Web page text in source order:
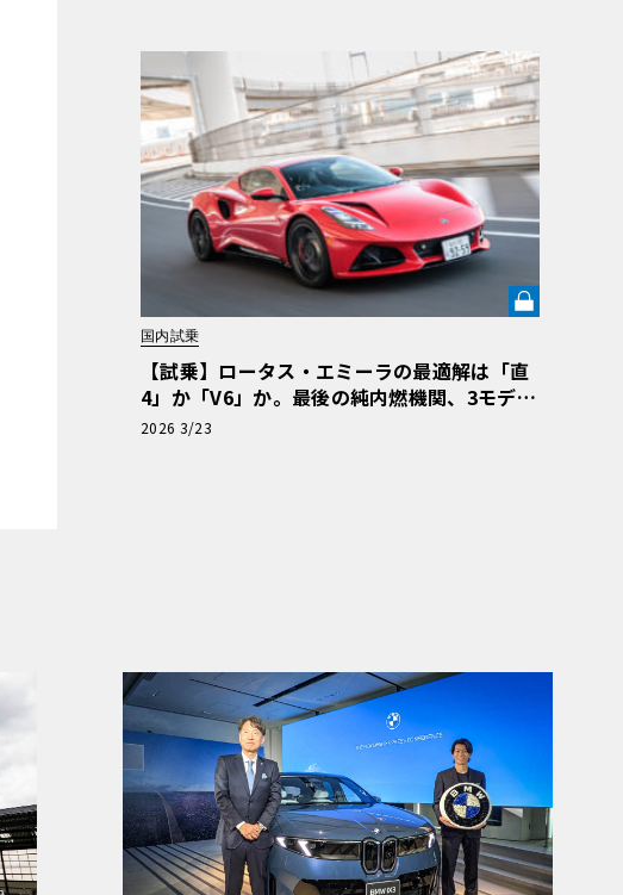
国内試乗
【試乗】ロータス・エミーラの最適解は「直
4」か「V6」か。最後の純内燃機関、3モデル
一気乗りで導く究極の選択《LE VOLANT LA
2026 3/23